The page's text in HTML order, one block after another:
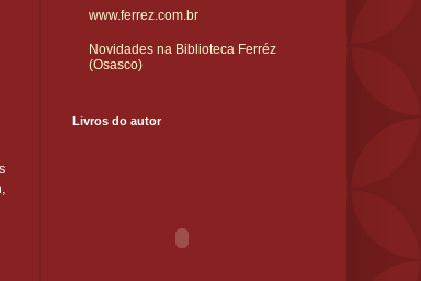
www.ferrez.com.br
Novidades na Biblioteca Ferréz
(Osasco)
Livros do autor